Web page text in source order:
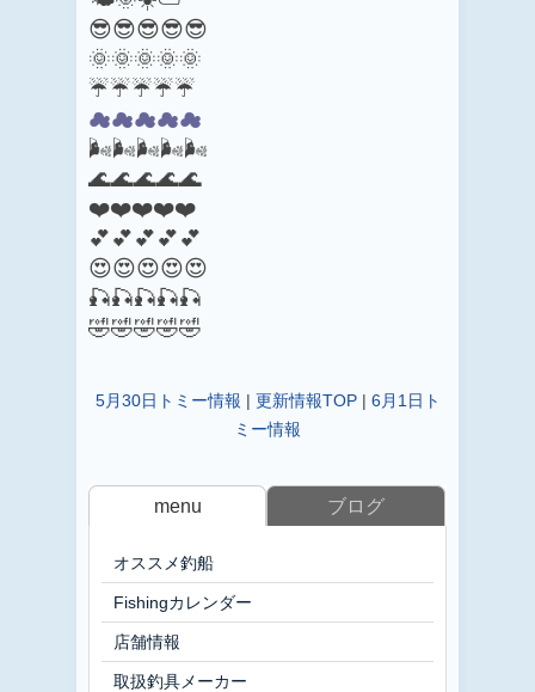
😎😎😎😎😎
🌞🌞🌞🌞🌞
☔☔☔☔☔
☁☁☁☁☁
🌬️🌬️🌬️🌬️🌬️
🌊🌊🌊🌊🌊
❤️❤️❤️❤️❤️
💕💕💕💕💕
😍😍😍😍😍
🎣🎣🎣🎣🎣
🤣🤣🤣🤣🤣
5月30日トミー情報 | 更新情報TOP| 6月1日ト
ミー情報
menu ブログ
オススメ釣船
Fishingカレンダー
店舗情報
取扱釣具メーカー